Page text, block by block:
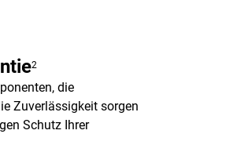
2
die
Zuverlässigkeit sorgen
Schutz Ihrer